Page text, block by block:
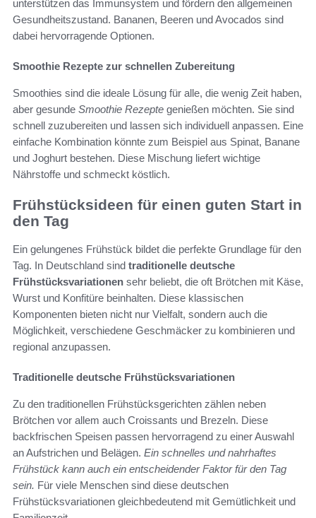
unterstützen das Immunsystem und fördern den allgemeinen
Gesundheitszustand. Bananen, Beeren und Avocados sind
dabei hervorragende Optionen.
Smoothie Rezepte zur schnellen Zubereitung
Smoothies sind die ideale Lösung für alle, die wenig Zeit haben,
aber gesunde Smoothie Rezepte genießen möchten. Sie sind
schnell zuzubereiten und lassen sich individuell anpassen. Eine
einfache Kombination könnte zum Beispiel aus Spinat, Banane
und Joghurt bestehen. Diese Mischung liefert wichtige
Nährstoffe und schmeckt köstlich.
Frühstücksideen für einen guten Start in
den Tag
Ein gelungenes Frühstück bildet die perfekte Grundlage für den
Tag. In Deutschland sind traditionelle deutsche
Frühstücksvariationen sehr beliebt, die oft Brötchen mit Käse,
Wurst und Konfitüre beinhalten. Diese klassischen
Komponenten bieten nicht nur Vielfalt, sondern auch die
Möglichkeit, verschiedene Geschmäcker zu kombinieren und
regional anzupassen.
Traditionelle deutsche Frühstücksvariationen
Zu den traditionellen Frühstücksgerichten zählen neben
Brötchen vor allem auch Croissants und Brezeln. Diese
backfrischen Speisen passen hervorragend zu einer Auswahl
an Aufstrichen und Belägen. Ein schnelles und nahrhaftes
Frühstück kann auch ein entscheidender Faktor für den Tag
sein. Für viele Menschen sind diese deutschen
Frühstücksvariationen gleichbedeutend mit Gemütlichkeit und